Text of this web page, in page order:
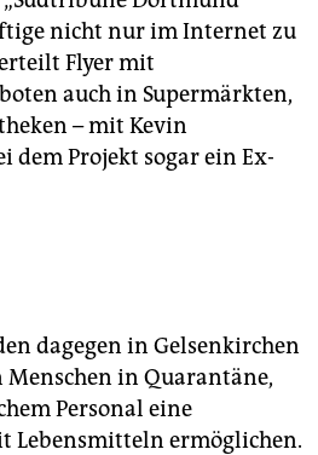
nicht nur im Internet zu
Flyer mit
auch in Supermärkten,
– mit Kevin
dem Projekt sogar ein Ex-
dagegen in Gelsenkirchen
Menschen in Quarantäne,
Personal eine
Lebensmitteln ermöglichen.